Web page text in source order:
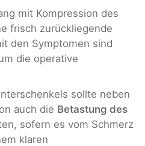
mit Kompression des
frisch zurückliegende
den Symptomen sind
die operative
sollte neben
auch die Betastung des
sofern es vom Schmerz
klaren